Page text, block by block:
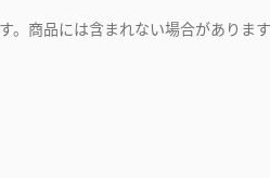
商品には含まれない場合がありま